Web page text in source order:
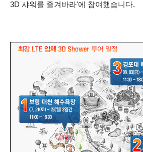
3D 샤워를 즐겨바라'에 참여했습니다.